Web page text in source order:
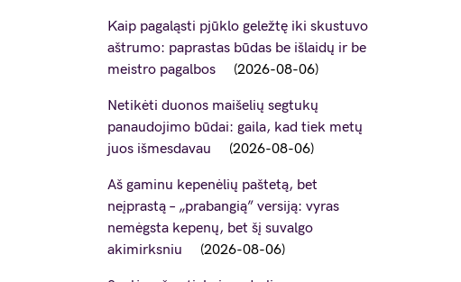
Kaip pagaląsti pjūklo geležtę iki skustuvo
aštrumo: paprastas būdas be išlaidų ir be
meistro pagalbos
2026-08-06
Netikėti duonos maišelių segtukų
panaudojimo būdai: gaila, kad tiek metų
juos išmesdavau
2026-08-06
Aš gaminu kepenėlių paštetą, bet
neįprastą – „prabangią” versiją: vyras
nemėgsta kepenų, bet šį suvalgo
akimirksniu
2026-08-06